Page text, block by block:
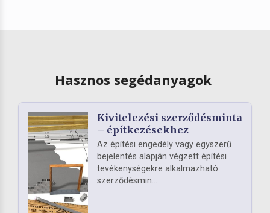
Hasznos segédanyagok
Kivitelezési szerződésminta
– építkezésekhez
Az építési engedély vagy egyszerű
bejelentés alapján végzett építési
tevékenységekre alkalmazható
szerződésmin...